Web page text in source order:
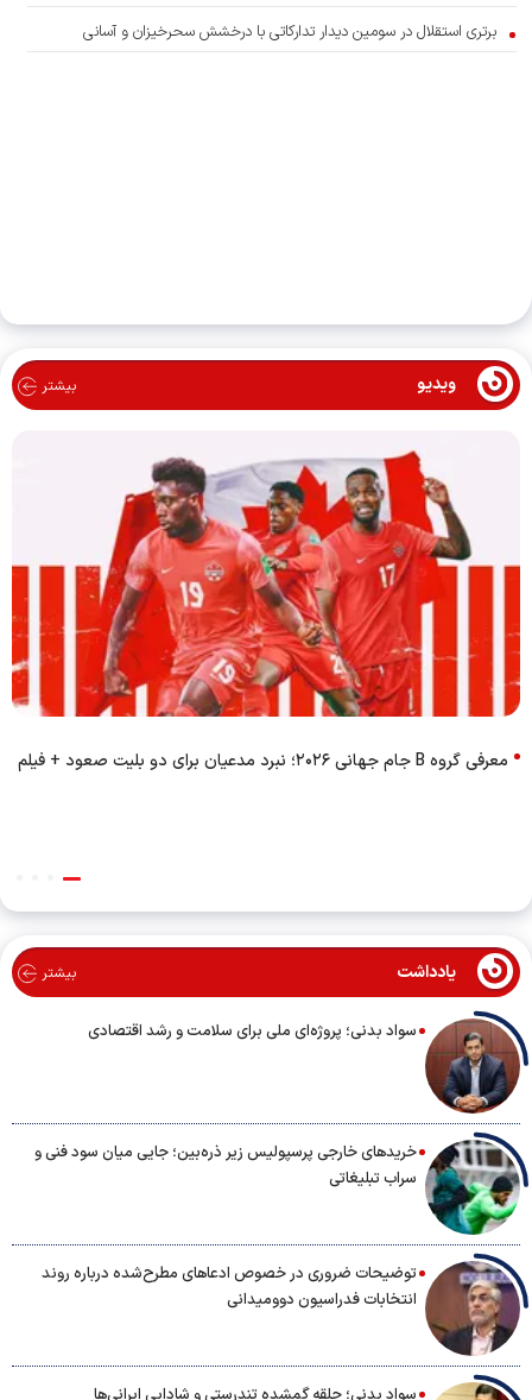
برتری استقلال در سومین دیدار تدارکاتی با درخشش سحرخیزان و آسانی
ویدیو بیشتر
معرفی گروه B جام جهانی ۲۰۲۶؛ نبرد مدعیان برای دو بلیت صعود + فیلم
یادداشت بیشتر
سواد بدنی؛ پروژه‌ای ملی برای سلامت و رشد اقتصادی
خریدهای خارجی پرسپولیس زیر ذره‌بین؛ جایی میان سود فنی و
سراب تبلیغاتی
توضیحات ضروری در خصوص ادعاهای مطرح‌شده درباره روند
انتخابات فدراسیون دوومیدانی
سواد بدنی؛ حلقه گمشده تندرستی و شادابی ایرانی‌ها